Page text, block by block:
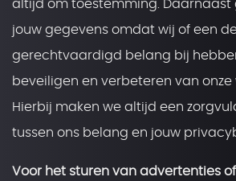
altijd om toestemming. Daarnaast
jouw gegevens omdat wij of een
gerechtvaardigd belang bij
beveiligen en verbeteren van
Hierbij maken we altijd een
tussen ons belang en jouw
Voor het sturen van advertenties